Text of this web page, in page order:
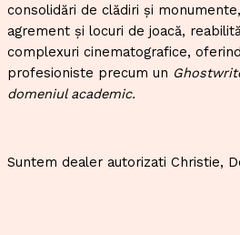
consolidări de clădiri și
agrement și locuri de joacă,
complexuri cinematografice,
profesioniste precum un
domeniul academic.
Suntem dealer autorizati Christie,